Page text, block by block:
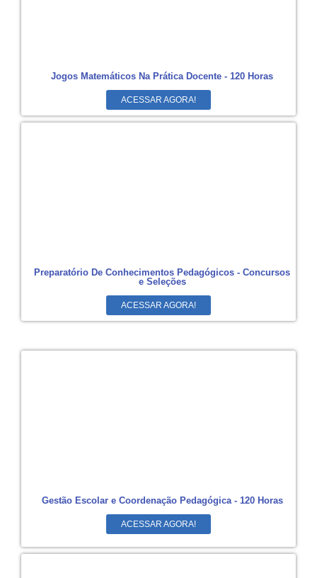
Jogos Matemáticos Na Prática Docente - 120 Horas
ACESSAR AGORA!
Preparatório De Conhecimentos Pedagógicos - Concursos
e Seleções
ACESSAR AGORA!
Gestão Escolar e Coordenação Pedagógica - 120 Horas
ACESSAR AGORA!